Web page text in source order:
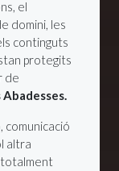
el
domini, les
continguts
protegits
de
Abadesses.
comunicació
altra
totalment